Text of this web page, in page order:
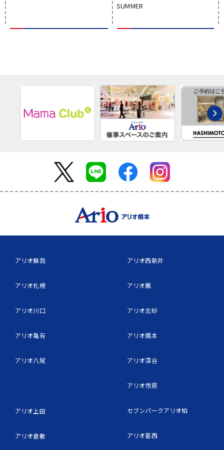
SUMMER
アリオ蘇我
アリオ札幌
アリオ川口
アリオ亀有
アリオ八尾
アリオ上田
アリオ倉敷
アリオ西新井
アリオ鳳
アリオ北砂
アリオ橋本
アリオ深谷
アリオ市原
セブンパークアリオ柏
アリオ葛西